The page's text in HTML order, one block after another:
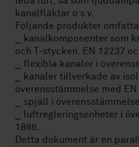
kanalfläktar o s v.
Följande produkter
⎯ kanalkomponenter som
och T-stycken. EN 12237
⎯ flexibla kanaler i
⎯ kanaler tillverkade av
överensstämmelse med EN
⎯ spjäll i
⎯ luftregleringsenheter i
1886.
Detta dokument är en